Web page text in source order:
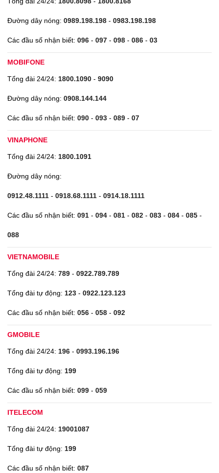
Đường dây nóng: 0989.198.198 - 0983.198.198
Các đầu số nhận biết: 096 - 097 - 098 - 086 - 03
MOBIFONE
Tổng đài 24/24: 1800.1090 - 9090
Đường dây nóng: 0908.144.144
Các đầu số nhận biết: 090 - 093 - 089 - 07
VINAPHONE
Tổng đài 24/24: 1800.1091
Đường dây nóng:
0912.48.1111 - 0918.68.1111 - 0914.18.1111
Các đầu số nhận biết: 091 - 094 - 081 - 082 - 083 - 084 - 085 -
088
VIETNAMOBILE
Tổng đài 24/24: 789 - 0922.789.789
Tổng đài tự động: 123 - 0922.123.123
Các đầu số nhận biết: 056 - 058 - 092
GMOBILE
Tổng đài 24/24: 196 - 0993.196.196
Tổng đài tự động: 199
Các đầu số nhận biết: 099 - 059
ITELECOM
Tổng đài 24/24: 19001087
Tổng đài tự động: 199
Các đầu số nhận biết: 087